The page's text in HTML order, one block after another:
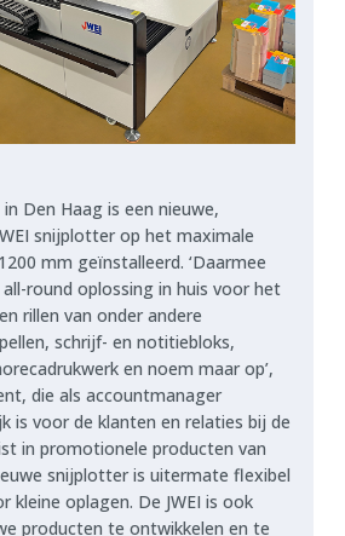
in Den Haag is een nieuwe,
snijplotter op het maximale
mm geïnstalleerd. ‘Daarmee
round oplossing in huis voor het
rillen van onder andere
schrijf- en notitiebloks,
en noem maar op’,
die als accountmanager
is voor de klanten en relaties bij de
in promotionele producten van
snijplotter is uitermate flexibel
kleine oplagen. De JWEI is ook
producten te ontwikkelen en te